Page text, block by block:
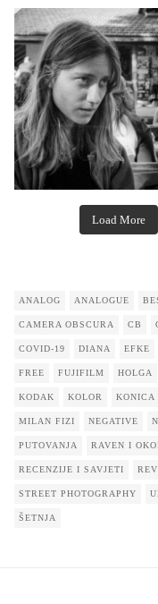
Load More
ANALOG ANALOGUE
CAMERA OBSCURA CB
COVID-19 DIANA EFKE
FREE FUJIFILM HOLGA
KODAK KOLOR KONICA
MILAN FIZI NEGATIVE
PUTOVANJA RAVEN I
RECENZIJE I SAVJETI
STREET PHOTOGRAPHY
ŠETNJA